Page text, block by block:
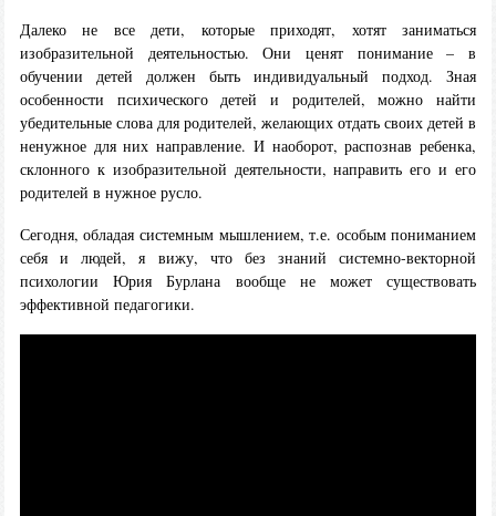
Далеко не все дети, которые приходят, хотят заниматься
изобразительной деятельностью. Они ценят понимание – в
обучении детей должен быть индивидуальный подход. Зная
особенности психического детей и родителей, можно найти
убедительные слова для родителей, желающих отдать своих детей в
ненужное для них направление. И наоборот, распознав ребенка,
склонного к изобразительной деятельности, направить его и его
родителей в нужное русло.
Сегодня, обладая системным мышлением, т.е. особым пониманием
себя и людей, я вижу, что без знаний системно-векторной
психологии Юрия Бурлана вообще не может существовать
эффективной педагогики.